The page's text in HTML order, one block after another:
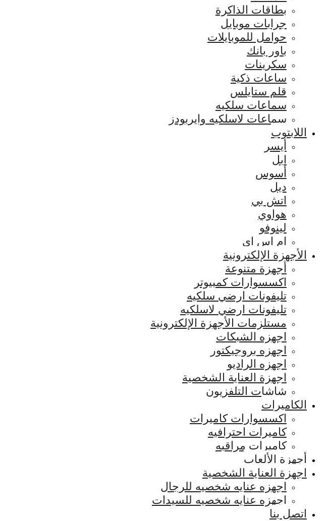
بطاقات الذاكرة
جرابات موبايل
حوامل للموبايلات
باور بانك
سكرينات
ساعات ذكية
قلم ستايلس
سماعات سلكيه
سماعات لاسلكيه وايربودز
اللابتوب
أيسر
ابل
أسوس
ديل
اتش بي
هواوي
لينوفو
ام اس اي
الأجهزة الإلكترونية
أجهزة متنوعة
اكسسوارات كمبيوتر
تليفونات ارضي سلكيه
تليفونات ارضي لاسلكيه
مستلزمات الأجهزة الإلكترونية
اجهزه الشبكات
اجهزه بروجيكتور
اجهزه الراديو
اجهزة العناية الشخصية
شاشات التلفزيون
الكاميرات
اكسسوارات كاميرات
كاميرات احترافيه
كاميرات مراقبه
أجهزة الألعاب
اجهزة العناية الشخصية
اجهزه عنايه شخصيه للرجال
اجهزه عنايه شخصيه للسيدات
اتصل بنا